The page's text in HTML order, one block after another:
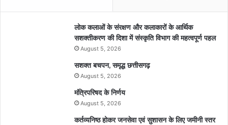
लोक कलाओं के संरक्षण और कलाकारों के आर्थिक
सशक्तीकरण की दिशा में संस्कृति विभाग की महत्वपूर्ण पहल
August 5, 2026
सशक्त बचपन, समृद्ध छत्तीसगढ़
August 5, 2026
मंत्रिपरिषद के निर्णय
August 5, 2026
कर्तव्यनिष्ठ होकर जनसेवा एवं सुशासन के लिए जमीनी स्तर